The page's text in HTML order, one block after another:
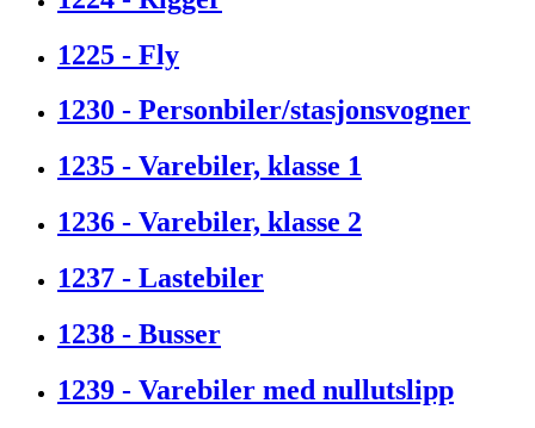
1225 - Fly
1230 - Personbiler/stasjonsvogner
1235 - Varebiler, klasse 1
1236 - Varebiler, klasse 2
1237 - Lastebiler
1238 - Busser
1239 - Varebiler med nullutslipp